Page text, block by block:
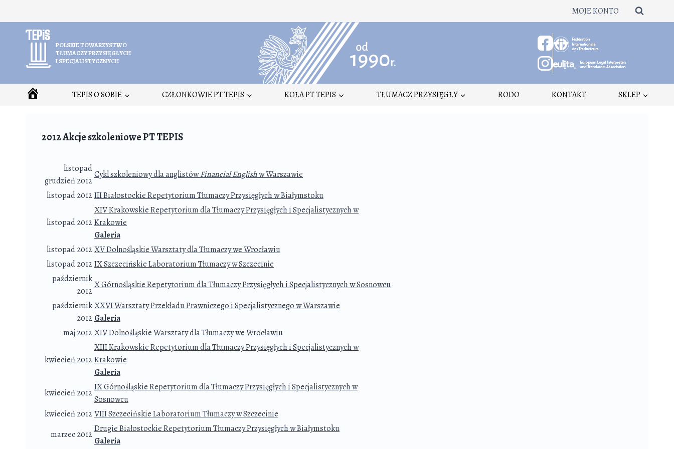
MOJE KONTO
POLSKIE TOWARZYSTWO
TŁUMACZY PRZYSIĘGŁYCH
I SPECJALISTYCZNYCH
TEPIS O SOBIE CZŁONKOWIE PT TEPIS KOŁA PT TEPIS TŁUMACZ PRZYSIĘGŁY RODO KONTAKT SKLEP
2012 Akcje szkoleniowe PT TEPIS
listopad
grudzień 2012
Cykl szkoleniowy dla anglistówFinancial Englishw Warszawie
listopad 2012III Białostockie Repetytorium Tłumaczy Przysięgłych w Białymstoku
listopad 2012
XIV Krakowskie Repetytorium dla Tłumaczy Przysięgłych i Specjalistycznych w
Krakowie
Galeria
listopad 2012XV Dolnośląskie Warsztaty dla Tłumaczy we Wrocławiu
listopad 2012IX Szczecińskie Laboratorium Tłumaczy w Szczecinie
październik
2012
X Górnośląskie Repetytorium dla Tłumaczy Przysięgłych i Specjalistycznych w Sosnowcu
październik
2012
XXVI Warsztaty Przekładu Prawniczego i Specjalistycznego w Warszawie
Galeria
maj 2012XIV Dolnośląskie Warsztaty dla Tłumaczy we Wrocławiu
kwiecień 2012
XIII Krakowskie Repetytorium dla Tłumaczy Przysięgłych i Specjalistycznych w
Krakowie
Galeria
kwiecień 2012
IX Górnośląskie Repetytorium dla Tłumaczy Przysięgłych i Specjalistycznych w
Sosnowcu
kwiecień 2012VIII Szczecińskie Laboratorium Tłumaczy w Szczecinie
marzec 2012
Drugie Białostockie Repetytorium Tłumaczy Przysięgłych w Białymstoku
Galeria